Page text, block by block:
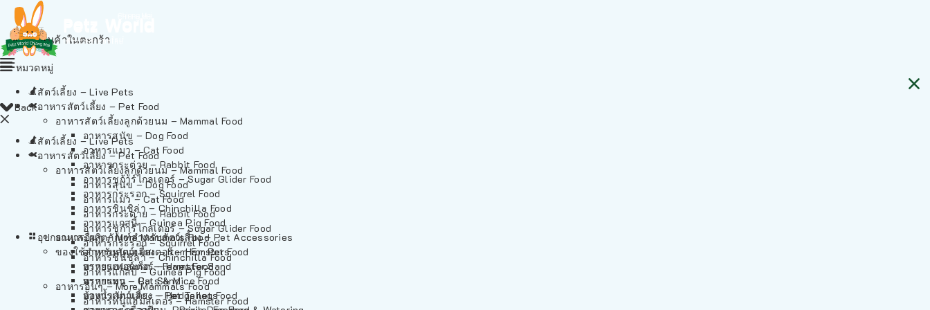
ไม่มีสินค้าในตะกร้า
Back
สัตว์เลี้ยง – Live Pets
อาหารสัตว์เลี้ยง – Pet Food
อาหารสัตว์เลี้ยงลูกด้วยนม – Mammal Food
อาหารสุนัข – Dog Food
อาหารแมว – Cat Food
อาหารกระต่าย – Rabbit Food
อาหารชูก้าร์ไกลเดอร์ – Sugar Glider Food
อาหารกระรอก – Squirrel Food
อาหารชินชิล่า – Chinchilla Food
อาหารแกสบี้ – Guinea Pig Food
อาหารอื่นๆ – More Mammals Food
อาหารหนูแฮมสเตอร์ – Hamster Food
หมวดหมู่
สัตว์เลี้ยง – Live Pets
อาหารสัตว์เลี้ยง – Pet Food
อาหารสัตว์เลี้ยงลูกด้วยนม – Mammal Food
อาหารสุนัข – Dog Food
อาหารแมว – Cat Food
อาหารกระต่าย – Rabbit Food
อาหารชูก้าร์ไกลเดอร์ – Sugar Glider Food
อาหารกระรอก – Squirrel Food
อาหารชินชิล่า – Chinchilla Food
อาหารแกสบี้ – Guinea Pig Food
อาหารอื่นๆ – More Mammals Food
อาหารหนูแฮมสเตอร์ – Hamster Food
อาหารเฟอร์เร็ต – Ferret Food
อาหารหนู – Rats & Mice Food
อาหารเม่นแคระ – Hedgehog Food
อุปกรณและผลิตภัณฑ์สำหรับสัตว์เลี้ยง – Pet Accessories
ของใช้สำหรับสัตว์เลี้ยง – Item For Pets
ทรายแฮมสเตอร์ – Hamster Sand
ทรายแมว – Cat Sand
ห้องน้ำสัตว์เลี้ยง – Pet Toilets